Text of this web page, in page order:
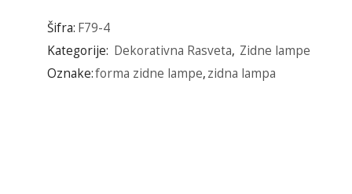
Šifra: F79-4
Kategorije: Dekorativna Rasveta, Zidne lampe
Oznake:forma zidne lampe,zidna lampa